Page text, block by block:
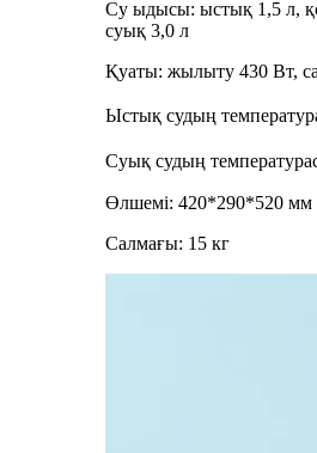
Су ыдысы: ыстық 1,5 л,
суық 3,0 л
Қуаты: жылыту 430 Вт,
Ыстық судың
Суық судың
Өлшемі: 420*290*520 мм
Салмағы: 15 кг